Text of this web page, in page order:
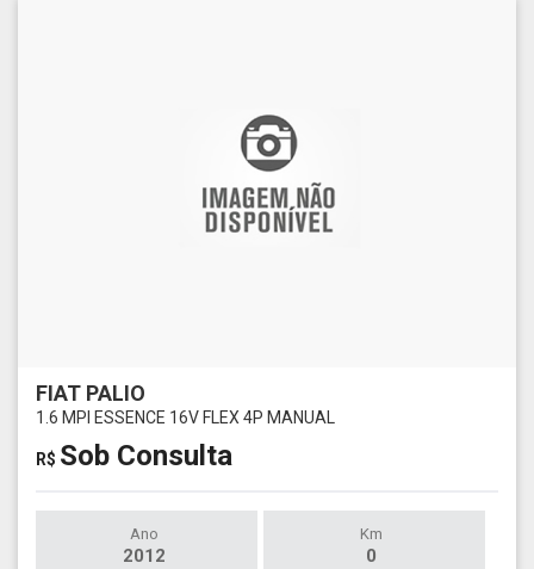
FIAT PALIO
1.6 MPI ESSENCE 16V FLEX 4P MANUAL
R$ Sob Consulta
Ano
2012
Km
0